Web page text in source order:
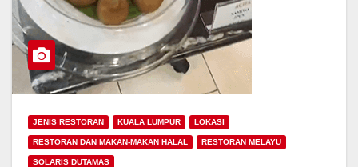
JENIS RESTORAN KUALA LUMPUR LOKASI
RESTORAN DAN MAKAN-MAKAN HALAL RESTORAN MELAYU
SOLARIS DUTAMAS